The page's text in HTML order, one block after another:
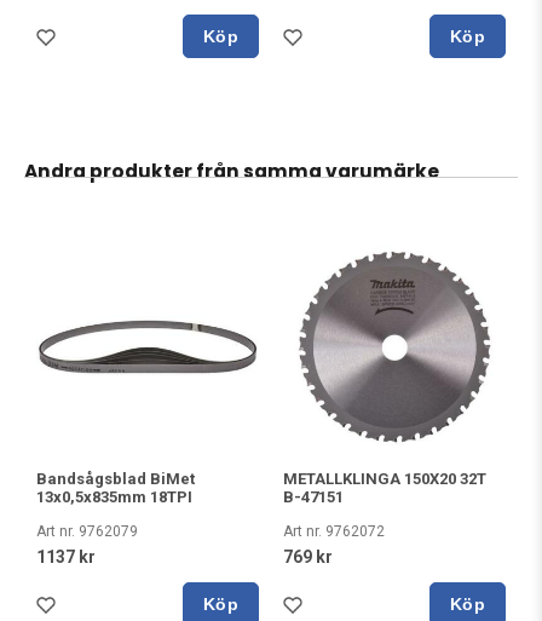
Köp Köp
Andra produkter från samma varumärke
Bandsågsblad BiMet
13x0,5x835mm 18TPI
Art nr. 9762079
1137 kr
Köp
METALLKLINGA 150X20 32T
B-47151
Art nr. 9762072
769 kr
Köp